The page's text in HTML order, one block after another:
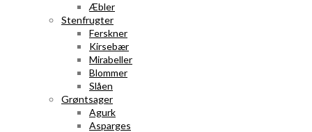
Æbler
Stenfrugter
Ferskner
Kirsebær
Mirabeller
Blommer
Slåen
Grøntsager
Agurk
Asparges